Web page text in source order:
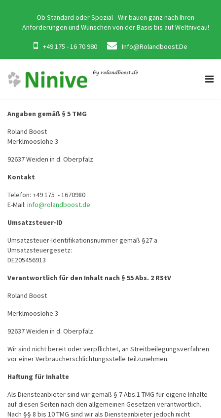
Ob Standard oder Spezial - Wir bauen ganz nach Ihren
Anforderungen und Wünschen von der Basis bis auf Weltniveau!
+49 175 - 16 70 980 Info@rolandboost.de
Angaben gemäß § 5 TMG
Roland Boost
Merklmooslohe 3
92637 Weiden in d. Oberpfalz
Kontakt
Telefon: +49 175 - 1670980
E-Mail: info@rolandboost.de
Umsatzsteuer-ID
Umsatzsteuer-Identifikationsnummer gemäß §27 a
Umsatzsteuergesetz:
DE205456913
Verantwortlich für den Inhalt nach § 55 Abs. 2 RStV
Roland Boost
Merklmooslohe 3
92637 Weiden in d. Oberpfalz
Wir sind nicht bereit oder verpflichtet, an Streitbeilegungsverfahren
vor einer Verbraucherschlichtungsstelle teilzunehmen.
Haftung für Inhalte
Als Diensteanbieter sind wir gemäß § 7 Abs.1 TMG für eigene Inhalte
auf diesen Seiten nach den allgemeinen Gesetzen verantwortlich.
Nach §§ 8 bis 10 TMG sind wir als Diensteanbieter jedoch nicht